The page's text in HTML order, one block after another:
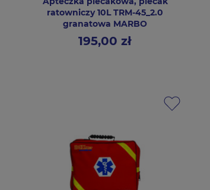
ratowniczy 10L TRM-45_2.0
granatowa MARBO
Cena
195,00 zł